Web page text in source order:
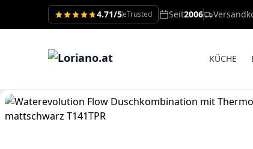
4.71/5eTrusted Seit2006
KÜCHE